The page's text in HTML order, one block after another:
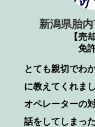
新潟県胎
【売
免
とても親切でわ
に教えてくれまし
オペレーターの
話をしてしまっ